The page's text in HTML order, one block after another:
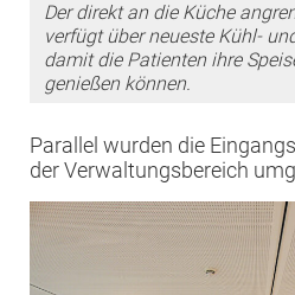
Der direkt an die Küche
verfügt über neueste Kühl-
damit die Patienten ihre
genießen können.
Parallel wurden die
der Verwaltungsbereich